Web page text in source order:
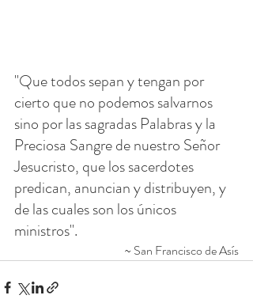
"Que todos sepan y tengan por
cierto que no podemos salvarnos
sino por las sagradas Palabras y la
Preciosa Sangre de nuestro Señor
Jesucristo, que los sacerdotes
predican, anuncian y distribuyen, y
de las cuales son los únicos
ministros".
~ San Francisco de Asís